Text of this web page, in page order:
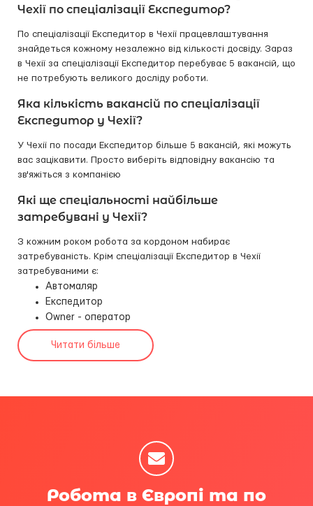
Чехії по спеціалізації Експедитор?
По спеціалізації Експедитор в Чехії працевлаштування
знайдеться кожному незалежно від кількості досвіду. Зараз
в Чехії за спеціалізації Експедитор перебуває 5 вакансій, що
не потребують великого досліду роботи.
Яка кількість вакансій по спеціалізації
Експедитор у Чехії?
У Чехії по посади Експедитор більше 5 вакансій, які можуть
вас зацікавити. Просто виберіть відповідну вакансію та
зв'яжіться з компанією
Які ще спеціальності найбільше
затребувані у Чехії?
З кожним роком робота за кордоном набирає
затребуваність. Крім спеціалізації Експедитор в Чехії
затребуваними є:
Автомаляр
Експедитор
Owner - оператор
Читати більше
Робота в Європі та по